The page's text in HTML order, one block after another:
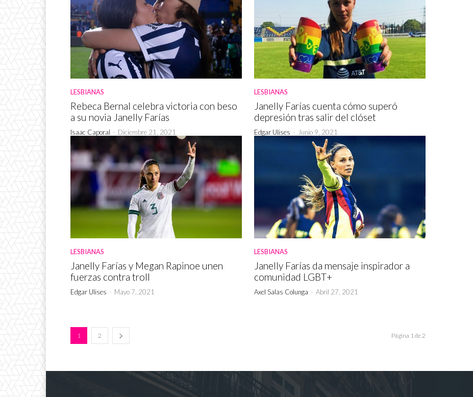
LESBIANAS
Rebeca Bernal celebra victoria con beso
a su novia Janelly Farías
Isaac Caporal - Diciembre 21, 2021
LESBIANAS
Janelly Farías cuenta cómo superó
depresión tras salir del clóset
Edgar Ulises - Junio 9, 2021
LESBIANAS
Janelly Farías y Megan Rapinoe unen
fuerzas contra troll
Edgar Ulises - Mayo 7, 2021
LESBIANAS
Janelly Farías da mensaje inspirador a
comunidad LGBT+
Axel Salas Colunga - Abril 27, 2021
1 2 Página 1 de 2